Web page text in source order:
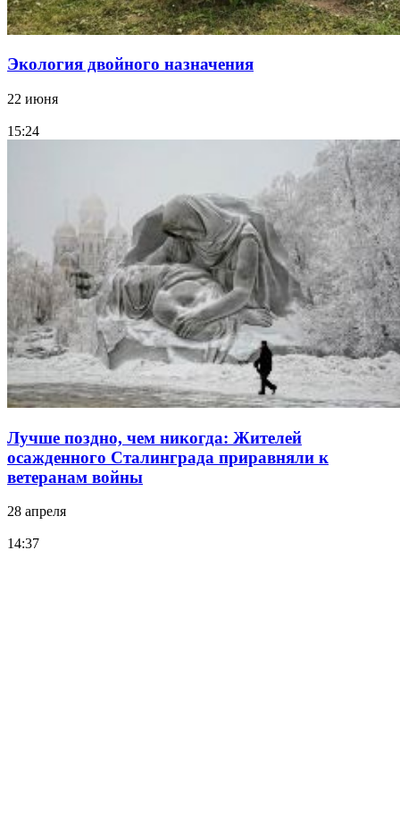
Экология двойного назначения
22 июня
15:24
Лучше поздно, чем никогда: Жителей
осажденного Сталинграда приравняли к
ветеранам войны
28 апреля
14:37